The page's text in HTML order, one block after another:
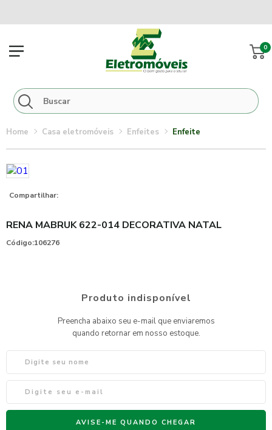
0
casa eletromóveis enfeites enfeite
Compartilhar:
RENA MABRUK 622-014 DECORATIVA NATAL
Código:106276